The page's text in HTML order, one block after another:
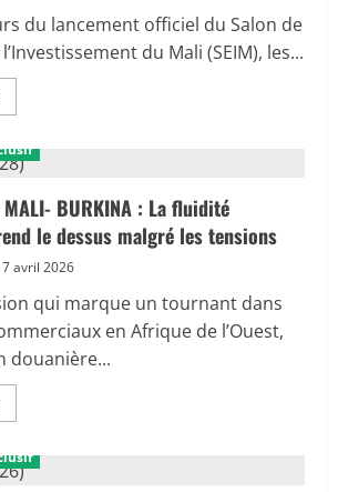
du
:
Mali
du lancement officiel du Salon de
du Mali (SEIM), les...
le
ouvre
MALI- BURKINA : La fluidité
le dessus malgré les tensions
7 avril 2026
qui marque un tournant dans
en Afrique de l’Ouest,
douanière...
D’IVOIRE-